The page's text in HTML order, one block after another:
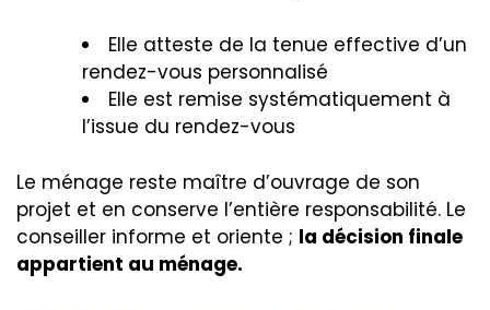
Elle atteste de la tenue effective d’un
rendez-vous personnalisé
Elle est remise systématiquement à
l’issue du rendez-vous
Le ménage reste maître d’ouvrage de son
projet et en conserve l’entière responsabilité. Le
conseiller informe et oriente ; la décision finale
appartient au ménage.